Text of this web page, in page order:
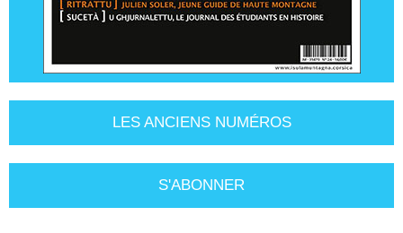
LES ANCIENS NUMÉROS
S'ABONNER